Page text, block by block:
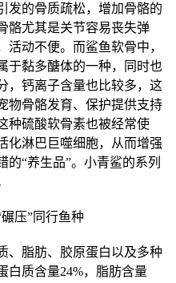
发的骨质疏松，增加骨骼的
骼尤其是关节容易丧失弹
活动不便。而鲨鱼软骨中，
于黏多醣体的一种，同时也
，钙离子含量也比较多，这
物骨骼发育、保护提供支持
种硫酸软骨素也被经常使
化淋巴巨噬细胞，从而增强
的“养生品”。小青鲨的系列
压”同行鱼种
、脂肪、胶原蛋白以及多种
白质含量24%，脂肪含量